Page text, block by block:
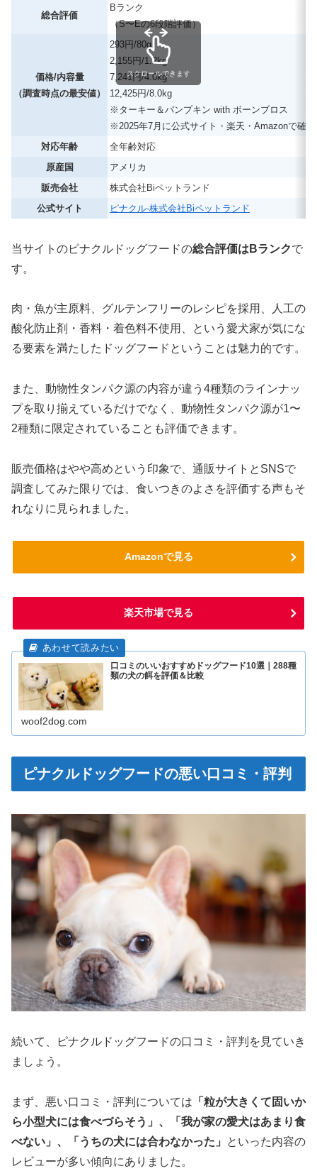
総合評価
Bランク
（S〜Eの6段階評価）
価格/内容量
（調査時点の最安値）
293円/80g
2,155円/1.2kg
7,241円/4.0kg
12,425円/8.0kg
※ターキー＆パンプキン with ボーンブロス
※2025年7月に公式サイト・楽天・Amazonで確認
対応年齢
全年齢対応
原産国
アメリカ
販売会社
株式会社Biペットランド
公式サイト
ピナクル-株式会社Biペットランド
スクロールできます
当サイトのピナクルドッグフードの総合評価はBランクで
す。
肉・魚が主原料、グルテンフリーのレシピを採用、人工の
酸化防止剤・香料・着色料不使用、という愛犬家が気にな
る要素を満たしたドッグフードということは魅力的です。
また、動物性タンパク源の内容が違う4種類のラインナッ
プを取り揃えているだけでなく、動物性タンパク源が1〜
2種類に限定されていることも評価できます。
販売価格はやや高めという印象で、通販サイトとSNSで
調査してみた限りでは、食いつきのよさを評価する声もそ
れなりに見られました。
Amazonで見る
楽天市場で見る
口コミのいいおすすめドッグフード10選｜288種
類の犬の餌を評価＆比較
woof2dog.com
ピナクルドッグフードの悪い口コミ・評判
続いて、ピナクルドッグフードの口コミ・評判を見ていき
ましょう。
まず、悪い口コミ・評判については 「粒が大きくて固いか
ら小型犬には食べづらそう」、「我が家の愛犬はあまり食
べない」、「うちの犬には合わなかった」
といった内容の
レビューが多い傾向にありました。